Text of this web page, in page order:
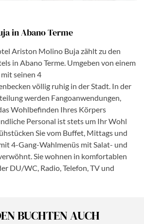
in Abano Terme
Ariston Molino Buja zählt zu den
in Abano Terme. Umgeben von einem
seinen 4
völlig ruhig in der Stadt. In der
werden Fangoanwendungen,
Wohlbefinden Ihres Körpers
Personal ist stets um Ihr Wohl
Sie vom Buffet, Mittags und
4-Gang-Wahlmenüs mit Salat- und
Sie wohnen in komfortablen
DU/WC, Radio, Telefon, TV und
BUCHTEN AUCH